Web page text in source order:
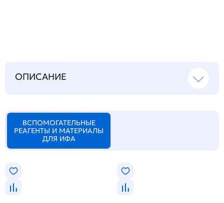
ОПИСАНИЕ
ВСПОМОГАТЕЛЬНЫЕ
РЕАГЕНТЫ И МАТЕРИАЛЫ
ДЛЯ ИФА